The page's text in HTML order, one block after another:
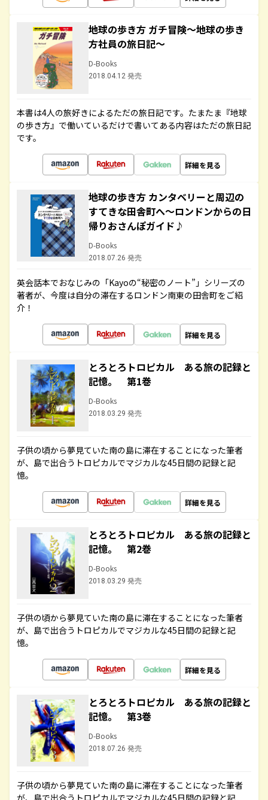
地球の歩き方 ガチ冒険～地球の歩き
方社員の旅日記～
D-Books
2018.04.12 発売
本書は4人の旅好きによるただの旅日記です。たまたま『地球
の歩き方』で働いているだけで書いてある内容はただの旅日記
です。
詳細を見る
地球の歩き方 カンタベリーと周辺の
すてきな田舎町へ～ロンドンからの日
帰りおさんぽガイド♪
D-Books
2018.07.26 発売
英会話本でおなじみの「Kayoの“秘密のノート”」シリーズの
著者が、今度は自分の滞在するロンドン南東の田舎町をご紹
介！
詳細を見る
とろとろトロピカル ある旅の記録と
記憶。 第1巻
D-Books
2018.03.29 発売
子供の頃から夢見ていた南の島に滞在することになった筆者
が、島で出合うトロピカルでマジカルな45日間の記録と記
憶。
詳細を見る
とろとろトロピカル ある旅の記録と
記憶。 第2巻
D-Books
2018.03.29 発売
子供の頃から夢見ていた南の島に滞在することになった筆者
が、島で出合うトロピカルでマジカルな45日間の記録と記
憶。
詳細を見る
とろとろトロピカル ある旅の記録と
記憶。 第3巻
D-Books
2018.07.26 発売
子供の頃から夢見ていた南の島に滞在することになった筆者
が、島で出合うトロピカルでマジカルな45日間の記録と記